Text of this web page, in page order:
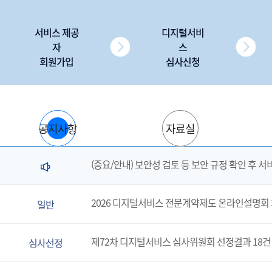
서비스 제공
자
회원가입
디지털서비
스
심사신청
공지사항 자료실
(중요/안내) 보안성 검토 등 보안 규정 확인 후 서
일반 2026 디지털서비스 전문계약제도 온라인설명회
심사선정 제72차 디지털서비스 심사위원회 선정결과 18건